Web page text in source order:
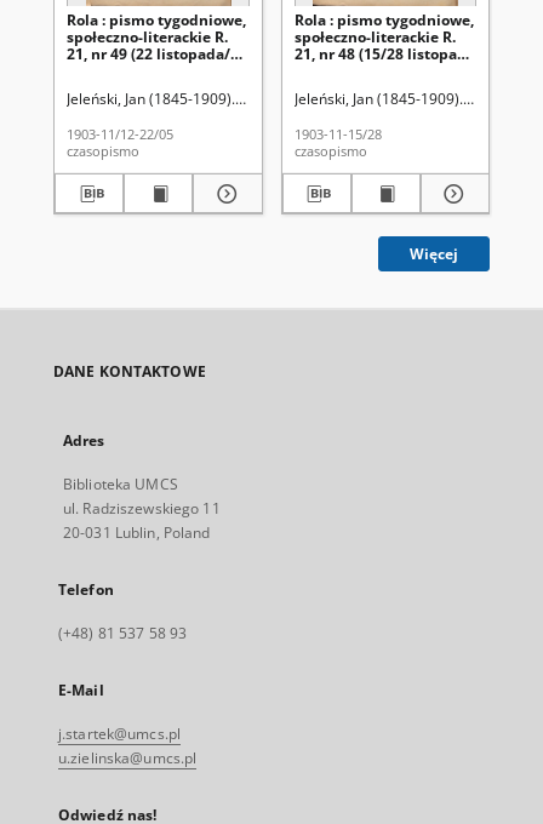
Rola : pismo tygodniowe,
społeczno-literackie R.
21, nr 49 (22 listopada/5
Jeleński, Jan (1845-1909). Red.
1903-11/12-22/05
czasopismo
Rola : pismo tygodniowe,
społeczno-literackie R.
21, nr 48 (15/28 listopada
Jeleński, Jan (1845-1909). Red.
1903-11-15/28
czasopismo
Więcej
DANE KONTAKTOWE
Adres
Biblioteka UMCS
ul. Radziszewskiego 11
20-031 Lublin, Poland
Telefon
(+48) 81 537 58 93
E-Mail
j.startek@umcs.pl
u.zielinska@umcs.pl
Odwiedź nas!